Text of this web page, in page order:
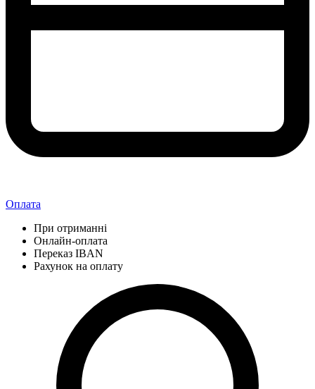
Оплата
При отриманні
Онлайн-оплата
Переказ IBAN
Рахунок на оплату